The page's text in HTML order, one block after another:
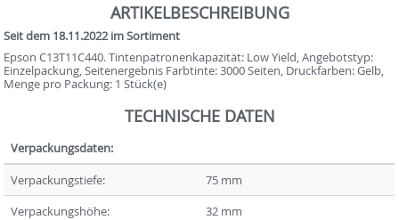
ARTIKELBESCHREIBUNG
Seit dem 18.11.2022 im Sortiment
Epson C13T11C440. Tintenpatronenkapazität: Low Yield, Angebotstyp:
Einzelpackung, Seitenergebnis Farbtinte: 3000 Seiten, Druckfarben: Gelb,
Menge pro Packung: 1 Stück(e)
TECHNISCHE DATEN
Verpackungsdaten:
Verpackungstiefe:
75 mm
Verpackungshöhe:
32 mm